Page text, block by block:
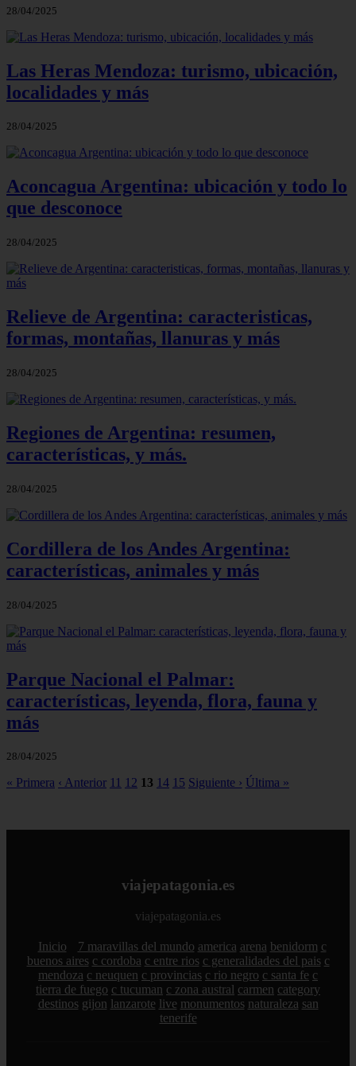
28/04/2025
Las Heras Mendoza: turismo, ubicación,
localidades y más
28/04/2025
Aconcagua Argentina: ubicación y todo lo
que desconoce
28/04/2025
Relieve de Argentina: caracteristicas,
formas, montañas, llanuras y más
28/04/2025
Regiones de Argentina: resumen,
características, y más.
28/04/2025
Cordillera de los Andes Argentina:
características, animales y más
28/04/2025
Parque Nacional el Palmar:
características, leyenda, flora, fauna y
más
28/04/2025
« Primera ‹ Anterior 11 12 13 14 15 Siguiente › Última »
viajepatagonia.es
viajepatagonia.es
Inicio 7 maravillas del mundo america arena benidorm c
buenos aires c cordoba c entre rios c generalidades del pais c
mendoza c neuquen c provincias c rio negro c santa fe c
tierra de fuego c tucuman c zona austral carmen category
destinos gijon lanzarote live monumentos naturaleza san
tenerife